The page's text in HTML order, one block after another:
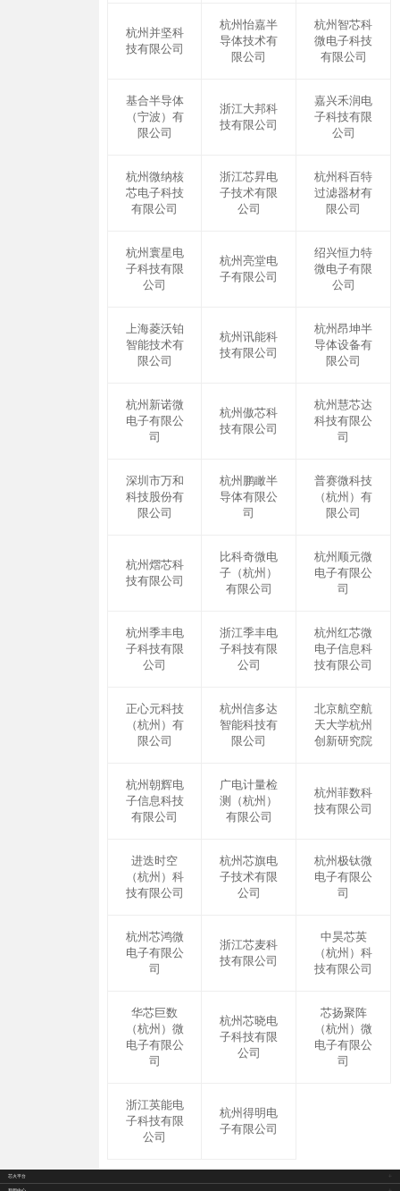
杭州并坚科
技有限公司
杭州怡嘉半
导体技术有
限公司
杭州智芯科
微电子科技
有限公司
基合半导体
（宁波）有
限公司
浙江大邦科
技有限公司
嘉兴禾润电
子科技有限
公司
杭州微纳核
芯电子科技
有限公司
浙江芯昇电
子技术有限
公司
杭州科百特
过滤器材有
限公司
杭州寰星电
子科技有限
公司
杭州亮堂电
子有限公司
绍兴恒力特
微电子有限
公司
上海菱沃铂
智能技术有
限公司
杭州讯能科
技有限公司
杭州昂坤半
导体设备有
限公司
杭州新诺微
电子有限公
司
杭州傲芯科
技有限公司
杭州慧芯达
科技有限公
司
深圳市万和
科技股份有
限公司
杭州鹏瞰半
导体有限公
司
普赛微科技
（杭州）有
限公司
杭州熠芯科
技有限公司
比科奇微电
子（杭州）
有限公司
杭州顺元微
电子有限公
司
杭州季丰电
子科技有限
公司
浙江季丰电
子科技有限
公司
杭州红芯微
电子信息科
技有限公司
正心元科技
（杭州）有
限公司
杭州信多达
智能科技有
限公司
北京航空航
天大学杭州
创新研究院
杭州朝辉电
子信息科技
有限公司
广电计量检
测（杭州）
有限公司
杭州菲数科
技有限公司
进迭时空
（杭州）科
技有限公司
杭州芯旗电
子技术有限
公司
杭州极钛微
电子有限公
司
杭州芯鸿微
电子有限公
司
浙江芯麦科
技有限公司
中昊芯英
（杭州）科
技有限公司
华芯巨数
（杭州）微
电子有限公
司
杭州芯晓电
子科技有限
公司
芯扬聚阵
（杭州）微
电子有限公
司
浙江英能电
子科技有限
公司
杭州得明电
子有限公司
芯火平台